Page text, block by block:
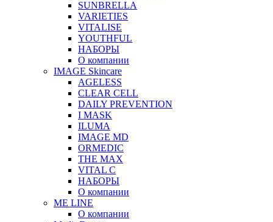
SUNBRELLA
VARIETIES
VITALISE
YOUTHFUL
НАБОРЫ
О компании
IMAGE Skincare
AGELESS
CLEAR CELL
DAILY PREVENTION
I MASK
ILUMA
IMAGE MD
ORMEDIC
THE MAX
VITAL C
НАБОРЫ
О компании
ME LINE
О компании